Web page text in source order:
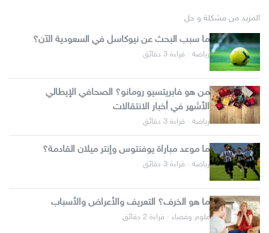
المزيد من مشكلة و حل
ما سبب البحث عن نيوكاسل في السعودية الآن؟
رياضة · قراءة 3 دقائق
من هو فابريتسيو رومانو؟ الصحافي الإيطالي
الأشهر في أخبار الانتقالات
رياضة · قراءة 3 دقائق
ما موعد مباراة يوفنتوس وإنتر ميلان القادمة؟
رياضة · قراءة 3 دقائق
ما هو الخرف؟ التعريف والأعراض والأسباب
علوم وفضاء · قراءة 2 دقائق